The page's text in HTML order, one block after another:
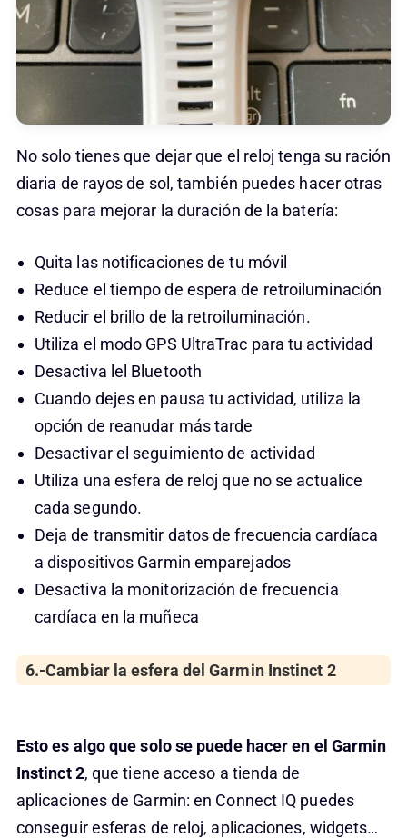
No solo tienes que dejar que el reloj tenga su ración
diaria de rayos de sol, también puedes hacer otras
cosas para mejorar la duración de la batería:
Quita las notificaciones de tu móvil
Reduce el tiempo de espera de retroiluminación
Reducir el brillo de la retroiluminación.
Utiliza el modo GPS UltraTrac para tu actividad
Desactiva lel Bluetooth
Cuando dejes en pausa tu actividad, utiliza la
opción de reanudar más tarde
Desactivar el seguimiento de actividad
Utiliza una esfera de reloj que no se actualice
cada segundo.
Deja de transmitir datos de frecuencia cardíaca
a dispositivos Garmin emparejados
Desactiva la monitorización de frecuencia
cardíaca en la muñeca
6.-Cambiar la esfera del Garmin Instinct 2
Esto es algo que solo se puede hacer en el Garmin
Instinct 2, que tiene acceso a tienda de
aplicaciones de Garmin: en Connect IQ puedes
conseguir esferas de reloj, aplicaciones, widgets…